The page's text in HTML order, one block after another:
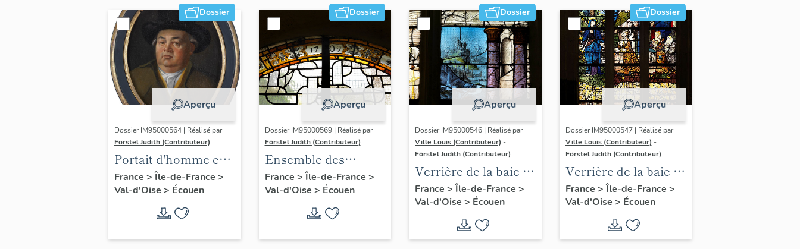
Dossier
Aperçu
Dossier IM95000564 | Réalisé par
Förstel Judith (Contributeur)
Portait d'homme en
médaillon ovale.
France > Île-de-France >
Val-d'Oise > Écouen
Dossier
Aperçu
Dossier IM95000569 | Réalisé par
Förstel Judith (Contributeur)
Ensemble des
verrières du XVIIIe
siècle
France > Île-de-France >
Val-d'Oise > Écouen
Dossier
Aperçu
Dossier IM95000546 | Réalisé par
Ville Louis (Contributeur) -
Förstel Judith (Contributeur)
Verrière de la baie 7 :
Dormition et
Assomption de la
France > Île-de-France >
Val-d'Oise > Écouen
Dossier
Aperçu
Dossier IM95000547 | Réalisé par
Ville Louis (Contributeur) -
Förstel Judith (Contributeur)
Verrière de la baie 8 :
Vierge de douleur,
avec la donatrice
Antoinette de la
Marck et ses filles
France > Île-de-France >
Val-d'Oise > Écouen